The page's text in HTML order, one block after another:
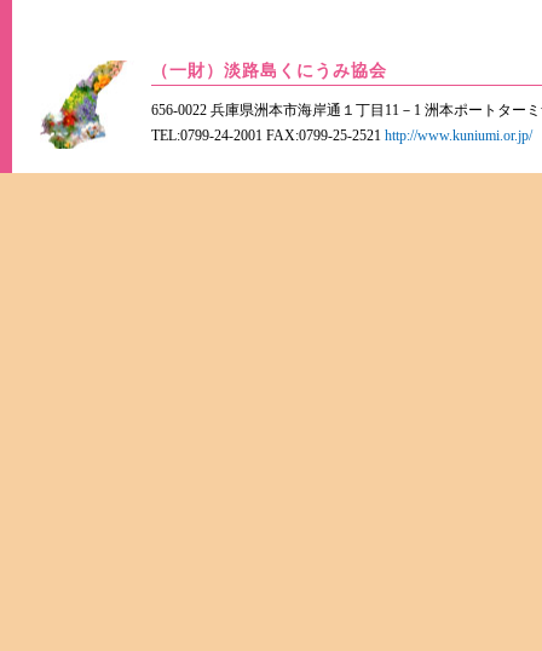
（一財）淡路島くにうみ協会
656-0022 兵庫県洲本市海岸通１丁目11－1 洲本ポートター
TEL:0799-24-2001 FAX:0799-25-2521 http://www.kuniumi.or.jp/